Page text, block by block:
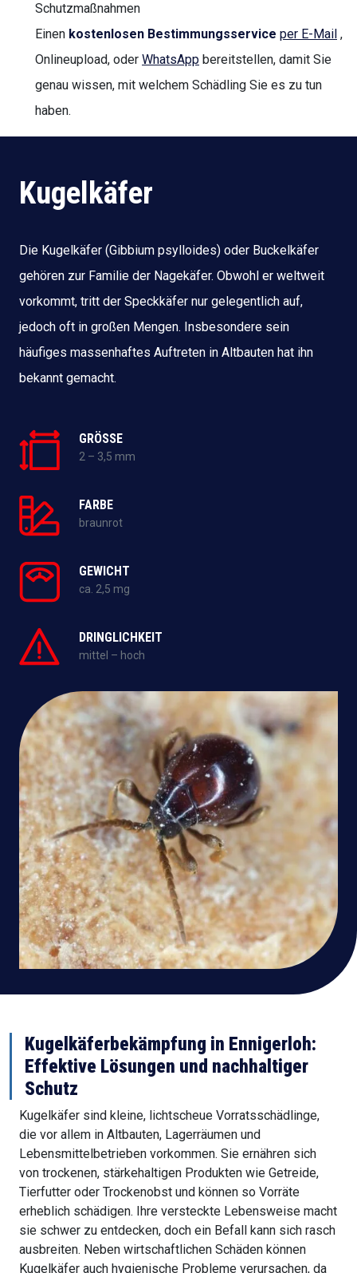
Schutzmaßnahmen
Einen kostenlosen Bestimmungsservice per E-Mail ,
Onlineupload, oder WhatsApp bereitstellen, damit Sie
genau wissen, mit welchem Schädling Sie es zu tun
haben.
Kugelkäfer
Die Kugelkäfer (Gibbium psylloides) oder Buckelkäfer
gehören zur Familie der Nagekäfer. Obwohl er weltweit
vorkommt, tritt der Speckkäfer nur gelegentlich auf,
jedoch oft in großen Mengen. Insbesondere sein
häufiges massenhaftes Auftreten in Altbauten hat ihn
bekannt gemacht.
GRÖSSE
2 – 3,5 mm
FARBE
braunrot
GEWICHT
ca. 2,5 mg
DRINGLICHKEIT
mittel – hoch
Kugelkäferbekämpfung in Ennigerloh:
Effektive Lösungen und nachhaltiger
Schutz
Kugelkäfer sind kleine, lichtscheue Vorratsschädlinge,
die vor allem in Altbauten, Lagerräumen und
Lebensmittelbetrieben vorkommen. Sie ernähren sich
von trockenen, stärkehaltigen Produkten wie Getreide,
Tierfutter oder Trockenobst und können so Vorräte
erheblich schädigen. Ihre versteckte Lebensweise macht
sie schwer zu entdecken, doch ein Befall kann sich rasch
ausbreiten. Neben wirtschaftlichen Schäden können
Kugelkäfer auch hygienische Probleme verursachen, da